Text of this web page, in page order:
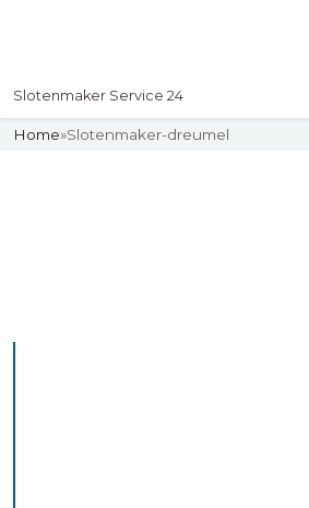
Slotenmaker Service 24
Home»Slotenmaker-dreumel